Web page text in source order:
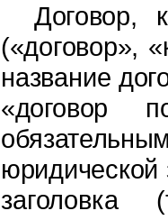
Договор,
(«договор»,
название
«договор
юридической
заголовка